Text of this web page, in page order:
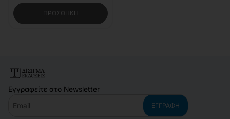
ΠΡΟΣΘΉΚΗ
Εγγραφείτε στο Newsletter
ΕΓΓΡΑΦΉ